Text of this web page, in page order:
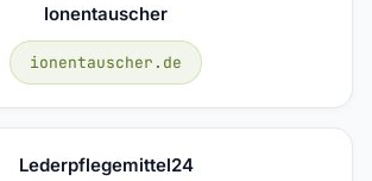
Ionentauscher
ionentauscher.de
Lederpflegemittel24